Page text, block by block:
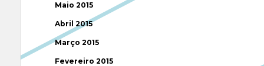
Maio 2015
Abril 2015
Março 2015
Fevereiro 2015